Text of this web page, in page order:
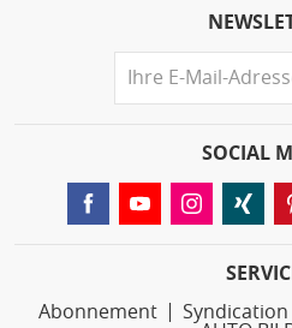
SOCIAL
Abonnement
Syndication